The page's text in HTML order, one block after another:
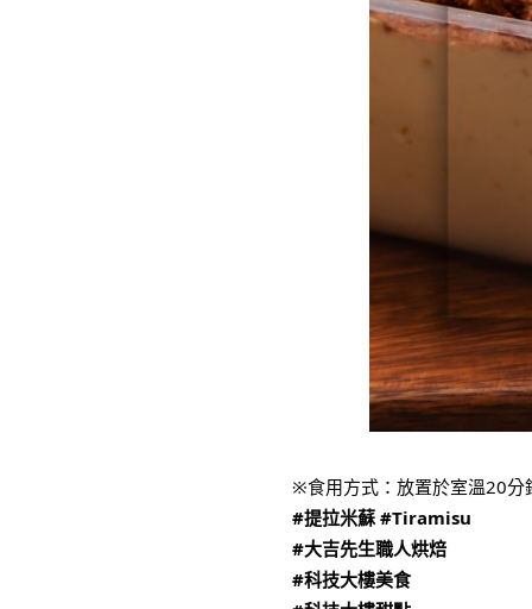
※食用方式：放置於室溫20分
#提拉米蘇 #Tiramisu
#大吉先生職人烘焙
#科技大樓美食